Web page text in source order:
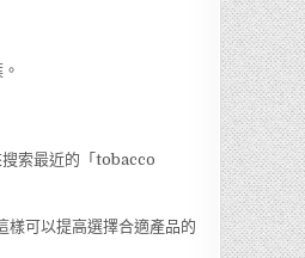
索最近的「tobacco
樣可以提高選擇合適產品的